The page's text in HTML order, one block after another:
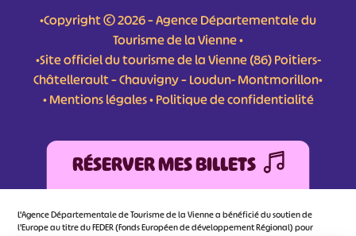
•Copyright © 2026 – Agence Départementale du
Tourisme de la Vienne •
•Site officiel du tourisme de la Vienne (86) Poitiers-
Châtellerault – Chauvigny – Loudun- Montmorillon•
•Mentions légales•Politique de confidentialité
RÉSERVER MES BILLETS
L'Agence Départementale de Tourisme de la Vienne a bénéficié du soutien de
l’Europe au titre du FEDER (Fonds Européen de développement Régional) pour